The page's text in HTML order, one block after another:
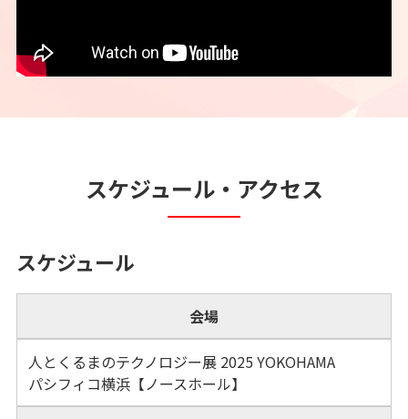
スケジュール・アクセス
スケジュール
会場
人とくるまのテクノロジー展 2025 YOKOHAMA
パシフィコ横浜【ノースホール】